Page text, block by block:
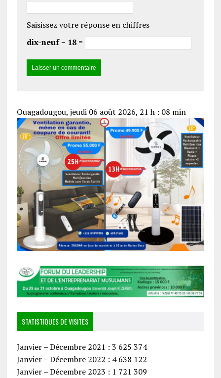
Saisissez votre réponse en chiffres
dix-neuf − 18 =
Ouagadougou, jeudi 06 août 2026, 21 h : 08 min
STATISTIQUES DE VISITES
Janvier – Décembre 2021 : 3 625 374
Janvier – Décembre 2022 : 4 638 122
Janvier – Décembre 2023 : 1 721 309